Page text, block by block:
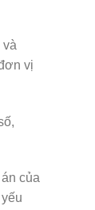
và
vị
của